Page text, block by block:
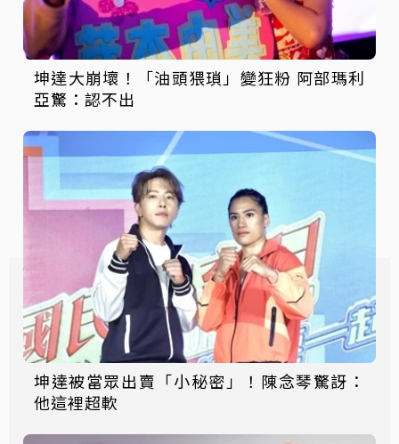
坤達大崩壞！「油頭猥瑣」變狂粉 阿部瑪利
亞驚：認不出
坤達被當眾出賣「小秘密」！陳念琴驚訝：
他這裡超軟